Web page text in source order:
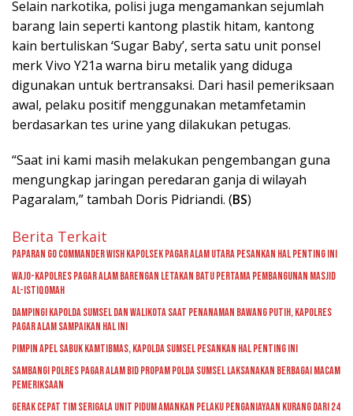
Selain narkotika, polisi juga mengamankan sejumlah
barang lain seperti kantong plastik hitam, kantong
kain bertuliskan ‘Sugar Baby’, serta satu unit ponsel
merk Vivo Y21a warna biru metalik yang diduga
digunakan untuk bertransaksi. Dari hasil pemeriksaan
awal, pelaku positif menggunakan metamfetamin
berdasarkan tes urine yang dilakukan petugas.
“Saat ini kami masih melakukan pengembangan guna
mengungkap jaringan peredaran ganja di wilayah
Pagaralam,” tambah Doris Pidriandi. (BS)
Berita Terkait
Paparan GO Commander Wish Kapolsek Pagar Alam Utara Pesankan Hal Penting Ini
Wajo-kapolres Pagar Alam Barengan Letakan Batu Pertama Pembangunan Masjid
Al-Istiqomah
Dampingi Kapolda Sumsel Dan Walikota Saat Penanaman Bawang Putih, Kapolres
Pagar Alam Sampaikan Hal Ini
Pimpin Apel Sabuk Kamtibmas, Kapolda Sumsel Pesankan Hal Penting Ini
Sambangi Polres Pagar Alam Bid Propam Polda Sumsel Laksanakan Berbagai Macam
Pemeriksaan
Gerak Cepat Tim Serigala Unit Pidum Amankan Pelaku Penganiayaan Kurang Dari 24